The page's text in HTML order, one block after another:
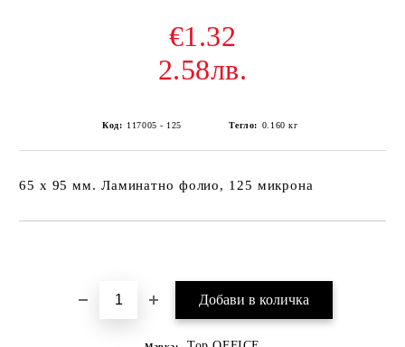
€1.32
2.58лв.
Код: 117005 - 125 Тегло: 0.160 кг
65 x 95 мм. Ламинатно фолио, 125 микрона